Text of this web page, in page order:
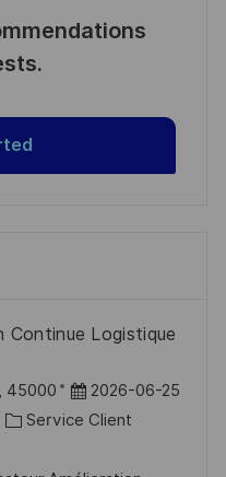
Continue Logistique
45000
D
a
2026-06-25
C Service Client